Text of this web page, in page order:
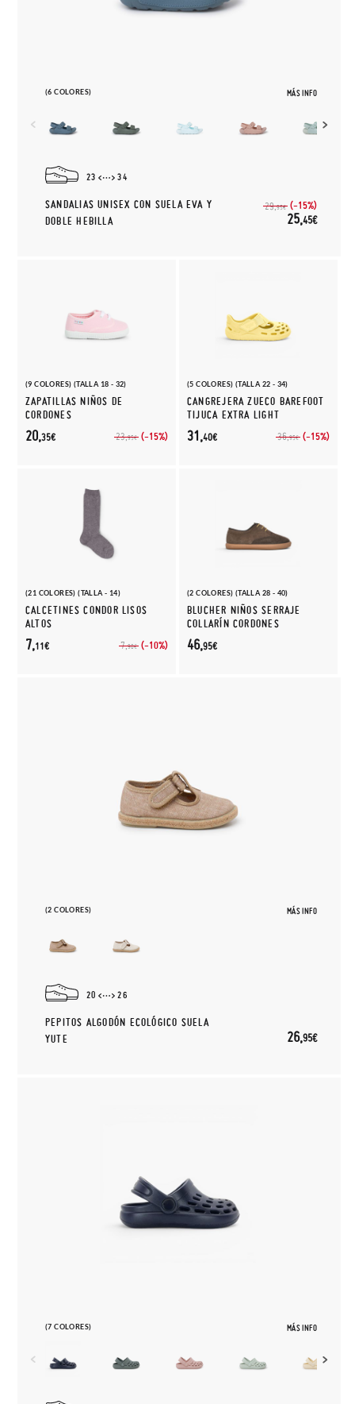
(6 COLORES) MÁS INFO
23 34
SANDALIAS UNISEX CON SUELA EVA Y
DOBLE HEBILLA
29,95€ (-15%)
25,45€
(9 COLORES) (TALLA 18 - 32)
ZAPATILLAS NIÑOS DE
CORDONES
23,95€ (-15%)
20,35€
(5 COLORES) (TALLA 22 - 34)
CANGREJERA ZUECO BAREFOOT
TIJUCA EXTRA LIGHT
36,95€ (-15%)
31,40€
(21 COLORES) (TALLA - 14)
CALCETINES CONDOR LISOS
ALTOS
7,90€ (-10%)
7,11€
(2 COLORES) (TALLA 28 - 40)
BLUCHER NIÑOS SERRAJE
COLLARÍN CORDONES
46,95€
(2 COLORES) MÁS INFO
20 26
PEPITOS ALGODÓN ECOLÓGICO SUELA
YUTE
26,95€
(7 COLORES) MÁS INFO